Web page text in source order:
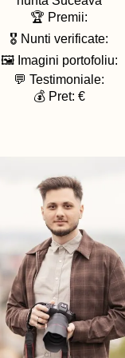
🏆 Premii:
🎖️ Nunti verificate:
🖼️ Imagini portofoliu:
💬 Testimoniale:
💰 Pret: €